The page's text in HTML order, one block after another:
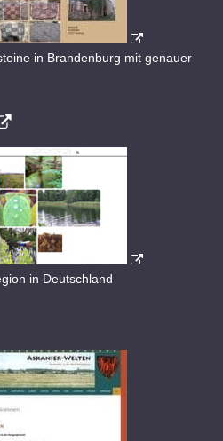
in Brandenburg mit genauer
in Deutschland